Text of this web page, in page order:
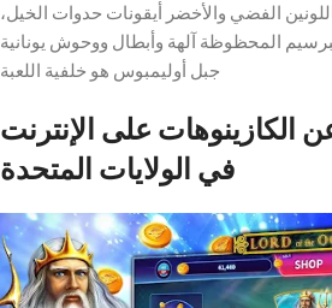
الفضي والأخضر أيقونات حدوات الخيل،
المحظوظة آلهة وأبطال ووحوش يونانية
جبل أوليمبوس هو خلفية اللعبة
الكازينوهات على الإنترنت
في الولايات المتحدة